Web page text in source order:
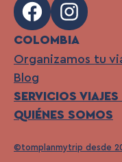
COLOMBIA
Organizamos tu
Blog
SERVICIOS
QUIÉNES SOMOS
©tomplanmytrip desde
Facebook